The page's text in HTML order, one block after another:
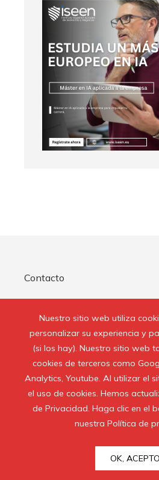
Nuestro sitio web utiliza
personalizar su experiencia y
(si los hay). Nuestro sitio web
cookies de terceros como
Analytics, Youtube. Al utilizar el
el uso de cookies. Hemos
de Privacidad. Haga clic en el
nuestra Política de
OK, ACEPTO
Contacto
Quienes Somos
Buscar: